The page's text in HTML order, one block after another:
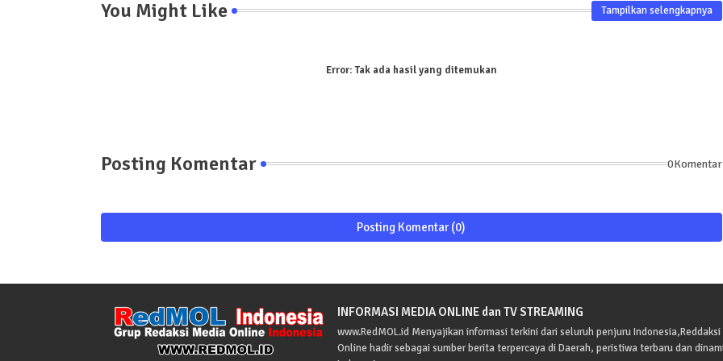
You Might Like Tampilkan selengkapnya
Error:Tak ada hasil yang ditemukan
Posting Komentar 0Komentar
Posting Komentar (0)
INFORMASI MEDIA ONLINE dan TV STREAMING
www.RedMOL.id Menyajikan informasi terkini dari seluruh penjuru
Online hadir sebagai sumber berita terpercaya di Daerah, peristiwa terbaru dan